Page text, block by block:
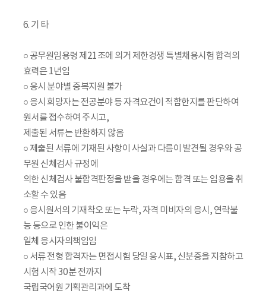
6. 기 타
○ 공무원임용령 제21조에 의거 제한경쟁 특별채용시험 합격의
효력은 1년임
○ 응시 분야별 중복지원 불가
○ 응시 희망자는 전공분야 등 자격요건이 적합한지를 판단하여
원서를 접수하여 주시고,
제출된 서류는 반환하지 않음
○ 제출된 서류에 기재된 사항이 사실과 다름이 발견될 경우와 공
무원 신체검사 규정에
의한 신체검사 불합격판정을 받을 경우에는 합격 또는 임용을 취
소할 수 있음
○ 응시원서의 기재착오 또는 누락, 자격 미비자의 응시, 연락불
능 등으로 인한 불이익은
일체 응시자의책임임
○ 서류 전형 합격자는 면접시험 당일 응시표, 신분증을 지참하고
시험 시작 30분 전까지
국립국어원 기획관리과에 도착